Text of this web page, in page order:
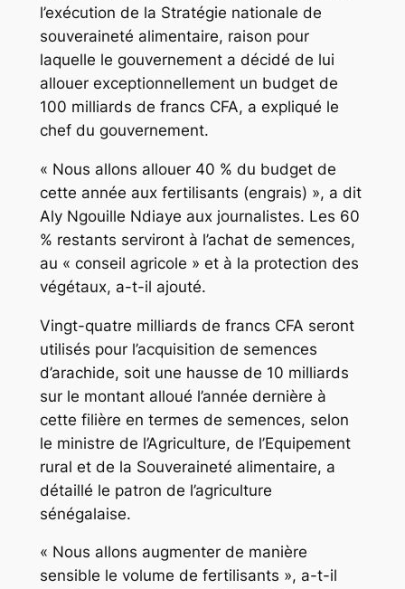
l’exécution de la Stratégie nationale de
souveraineté alimentaire, raison pour
laquelle le gouvernement a décidé de lui
allouer exceptionnellement un budget de
100 milliards de francs CFA, a expliqué le
chef du gouvernement.
« Nous allons allouer 40 % du budget de
cette année aux fertilisants (engrais) », a dit
Aly Ngouille Ndiaye aux journalistes. Les 60
% restants serviront à l’achat de semences,
au « conseil agricole » et à la protection des
végétaux, a-t-il ajouté.
Vingt-quatre milliards de francs CFA seront
utilisés pour l’acquisition de semences
d’arachide, soit une hausse de 10 milliards
sur le montant alloué l’année dernière à
cette filière en termes de semences, selon
le ministre de l’Agriculture, de l’Equipement
rural et de la Souveraineté alimentaire, a
détaillé le patron de l’agriculture
sénégalaise.
« Nous allons augmenter de manière
sensible le volume de fertilisants », a-t-il